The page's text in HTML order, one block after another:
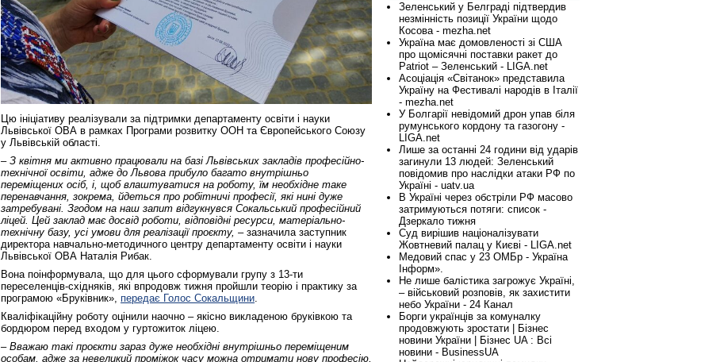
Цю ініціативу реалізували за підтримки департаменту освіти і науки
Львівської ОВА в рамках Програми розвитку ООН та Європейського Союзу
у Львівській області.
– З квітня ми активно працювали на базі Львівських закладів професійно-
технічної освіти, адже до Львова прибуло багато внутрішньо
переміщених осіб, і, щоб влаштуватися на роботу, їм необхідне таке
перенавчання, зокрема, йдеться про робітничі професії, які нині дуже
затребувані. Згодом на наш запит відгукнувся Сокальський професійний
ліцей. Цей заклад має досвід роботи, відповідні ресурси, матеріально-
технічну базу, усі умови для реалізації проєкту, – зазначила заступник
директора навчально-методичного центру департаменту освіти і науки
Львівської ОВА Наталія Рибак.
Вона поінформувала, що для цього сформували групу з 13-ти
переселенців‑східняків, які впродовж тижня пройшли теорію і практику за
програмою «Бруківник», передає Голос Сокальщини.
Кваліфікаційну роботу оцінили наочно – якісно викладеною бруківкою та
бордюром перед входом у гуртожиток ліцею.
– Вважаю такі проєкти зараз дуже необхідні внутрішньо переміщеним
особам, адже за невеликий проміжок часу можна отримати нову професію,
Зеленський у Белграді підтвердив
незмінність позиції України щодо
Косова - mezha.net
Україна має домовленості зі США
про щомісячні поставки ракет до
Patriot – Зеленський - LIGA.net
Асоціація «Світанок» представила
Україну на Фестивалі народів в Італії
- mezha.net
У Болгарії невідомий дрон упав біля
румунського кордону та газогону -
LIGA.net
Лише за останні 24 години від ударів
загинули 13 людей: Зеленський
повідомив про наслідки атаки РФ по
Україні - uatv.ua
В Україні через обстріли РФ масово
затримуються потяги: список -
Дзеркало тижня
Суд вирішив націоналізувати
Жовтневий палац у Києві - LIGA.net
Медовий спас у 23 ОМБр - Україна
Інформ».
Не лише балістика загрожує Україні,
– військовий розповів, як захистити
небо України - 24 Канал
Борги українців за комуналку
продовжують зростати | Бізнес
новини України | Бізнес UA : Всі
новини - BusinessUA